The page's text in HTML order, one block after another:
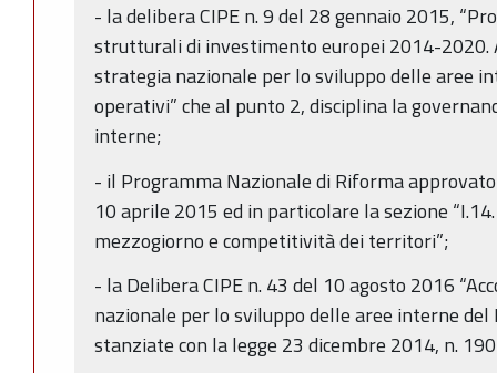
- la delibera CIPE n. 9 del 28 gennaio 2015,
strutturali di investimento europei 2014-2020.
strategia nazionale per lo sviluppo delle aree
operativi” che al punto 2, disciplina la
interne;
- il Programma Nazionale di Riforma
10 aprile 2015 ed in particolare la sezione
mezzogiorno e competitività dei territori”;
- la Delibera CIPE n. 43 del 10 agosto 2016
nazionale per lo sviluppo delle aree interne
stanziate con la legge 23 dicembre 2014, n.